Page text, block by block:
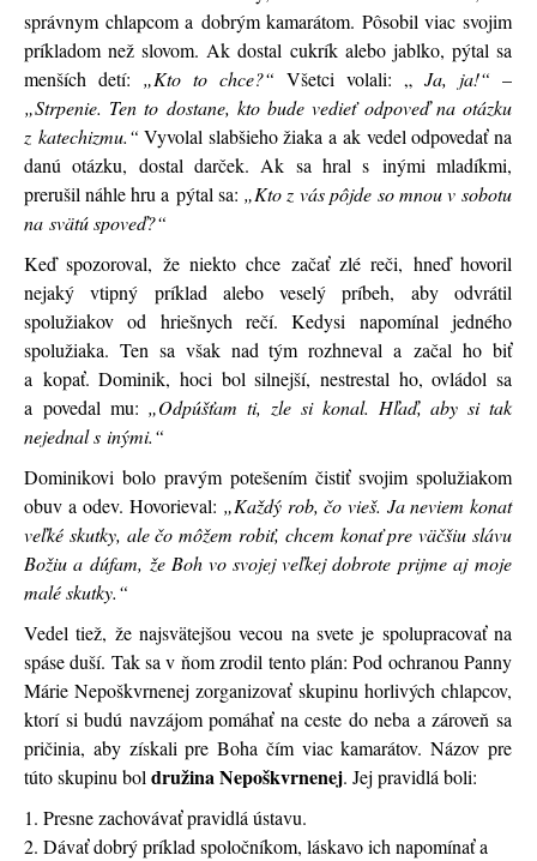
správnym chlapcom a dobrým kamarátom. Pôsobil viac svojim
príkladom než slovom. Ak dostal cukrík alebo jablko, pýtal sa
menších detí: „Kto to chce?“ Všetci volali: „ Ja, ja!“ –
„Strpenie. Ten to dostane, kto bude vedieť odpoveď na otázku
z katechizmu.“ Vyvolal slabšieho žiaka a ak vedel odpovedať na
danú otázku, dostal darček. Ak sa hral s inými mladíkmi,
prerušil náhle hru a pýtal sa: „Kto z vás pôjde so mnou v sobotu
na svätú spoveď?“
Keď spozoroval, že niekto chce začať zlé reči, hneď hovoril
nejaký vtipný príklad alebo veselý príbeh, aby odvrátil
spolužiakov od hriešnych rečí. Kedysi napomínal jedného
spolužiaka. Ten sa však nad tým rozhneval a začal ho biť
a kopať. Dominik, hoci bol silnejší, nestrestal ho, ovládol sa
a povedal mu: „Odpúšťam ti, zle si konal. Hľaď, aby si tak
nejednal s inými.“
Dominikovi bolo pravým potešením čistiť svojim spolužiakom
obuv a odev. Hovorieval: „Každý rob, čo vieš. Ja neviem konať
veľké skutky, ale čo môžem robiť, chcem konať pre väčšiu slávu
Božiu a dúfam, že Boh vo svojej veľkej dobrote prijme aj moje
malé skutky.“
Vedel tiež, že najsvätejšou vecou na svete je spolupracovať na
spáse duší. Tak sa v ňom zrodil tento plán: Pod ochranou Panny
Márie Nepoškvrnenej zorganizovať skupinu horlivých chlapcov,
ktorí si budú navzájom pomáhať na ceste do neba a zároveň sa
pričinia, aby získali pre Boha čím viac kamarátov. Názov pre
túto skupinu bol družina Nepoškvrnenej. Jej pravidlá boli:
1. Presne zachovávať pravidlá ústavu.
2. Dávať dobrý príklad spoločníkom, láskavo ich napomínať a